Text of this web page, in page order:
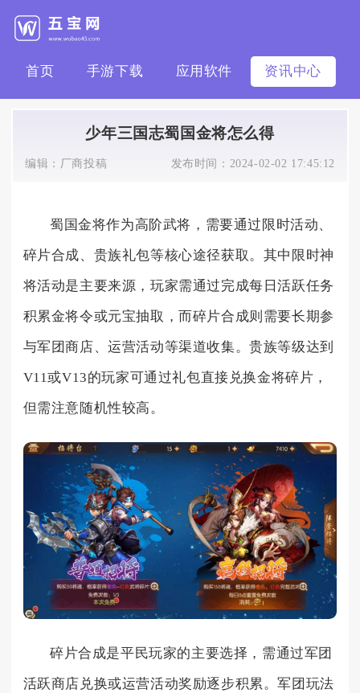
首页 手游下载 应用软件 资讯中心
少年三国志蜀国金将怎么得
编辑： 厂商投稿 发布时间： 2024-02-02 17:45:12
蜀国金将作为高阶武将，需要通过限时活动、
碎片合成、贵族礼包等核心途径获取。其中限时神
将活动是主要来源，玩家需通过完成每日活跃任务
积累金将令或元宝抽取，而碎片合成则需要长期参
与军团商店、运营活动等渠道收集。贵族等级达到
V11或V13的玩家可通过礼包直接兑换金将碎片，
但需注意随机性较高。
碎片合成是平民玩家的主要选择，需通过军团
活跃商店兑换或运营活动奖励逐步积累。军团玩法